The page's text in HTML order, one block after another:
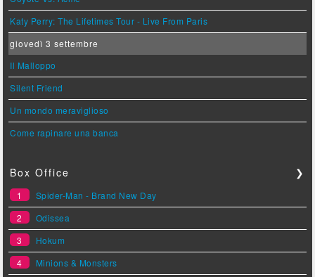
Katy Perry: The Lifetimes Tour - Live From Paris
giovedì 3 settembre
Il Malloppo
Silent Friend
Un mondo meraviglioso
Come rapinare una banca
Box Office ❯
1
Spider-Man - Brand New Day
2
Odissea
3
Hokum
4
Minions & Monsters